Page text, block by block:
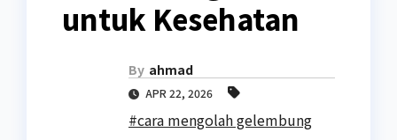
untuk Kesehatan
By ahmad
APR 22, 2026
#cara mengolah gelembung